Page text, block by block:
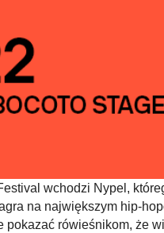
wchodzi Nypel,
na największym hip-
pokazać rówieśnikom, że